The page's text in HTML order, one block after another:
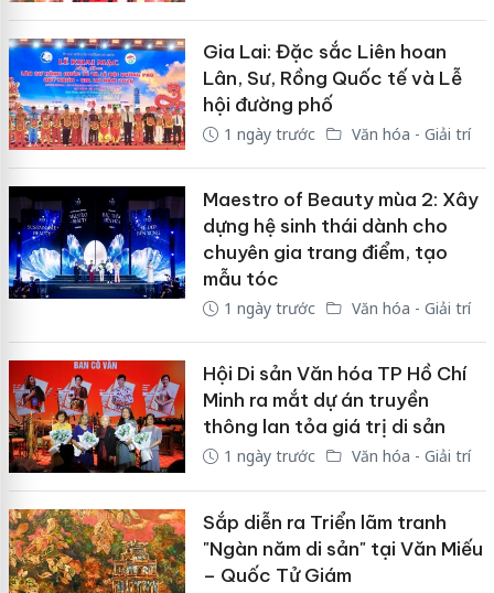
Gia Lai: Đặc sắc Liên hoan
Lân, Sư, Rồng Quốc tế và Lễ
hội đường phố
1 ngày trước Văn hóa - Giải trí
Maestro of Beauty mùa 2: Xây
dựng hệ sinh thái dành cho
chuyên gia trang điểm, tạo
mẫu tóc
1 ngày trước Văn hóa - Giải trí
Hội Di sản Văn hóa TP Hồ Chí
Minh ra mắt dự án truyền
thông lan tỏa giá trị di sản
1 ngày trước Văn hóa - Giải trí
Sắp diễn ra Triển lãm tranh
"Ngàn năm di sản" tại Văn Miếu
– Quốc Tử Giám